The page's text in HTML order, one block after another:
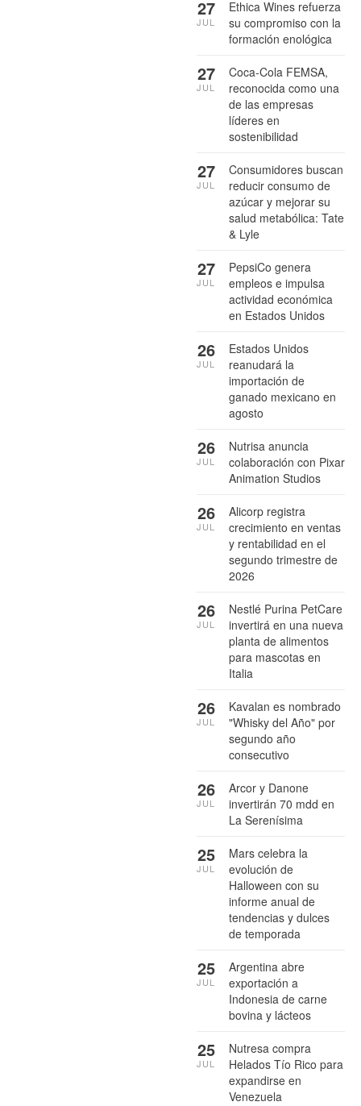
Ethica Wines refuerza
su compromiso con la
formación enológica
27
JUL
Coca-Cola FEMSA,
reconocida como una
de las empresas
líderes en
sostenibilidad
27
JUL
Consumidores buscan
reducir consumo de
azúcar y mejorar su
salud metabólica: Tate
& Lyle
27
JUL
PepsiCo genera
empleos e impulsa
actividad económica
en Estados Unidos
27
JUL
Estados Unidos
reanudará la
importación de
ganado mexicano en
agosto
26
JUL
Nutrisa anuncia
colaboración con Pixar
Animation Studios
26
JUL
Alicorp registra
crecimiento en ventas
y rentabilidad en el
segundo trimestre de
2026
26
JUL
Nestlé Purina PetCare
invertirá en una nueva
planta de alimentos
para mascotas en
Italia
26
JUL
Kavalan es nombrado
"Whisky del Año" por
segundo año
consecutivo
26
JUL
Arcor y Danone
invertirán 70 mdd en
La Serenísima
26
JUL
Mars celebra la
evolución de
Halloween con su
informe anual de
tendencias y dulces
de temporada
25
JUL
Argentina abre
exportación a
Indonesia de carne
bovina y lácteos
25
JUL
Nutresa compra
Helados Tío Rico para
expandirse en
Venezuela
25
JUL